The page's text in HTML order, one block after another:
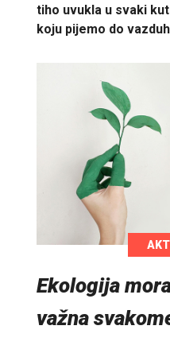
tiho uvukla u svaki
koju pijemo do
Ekologija
važna